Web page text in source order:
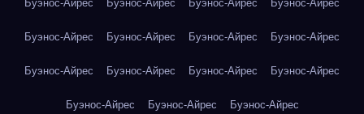
Буэнос-Айрес Буэнос-Айрес Буэнос-Айрес Буэнос-Айрес
Буэнос-Айрес Буэнос-Айрес Буэнос-Айрес Буэнос-Айрес
Буэнос-Айрес Буэнос-Айрес Буэнос-Айрес Буэнос-Айрес
Буэнос-Айрес Буэнос-Айрес Буэнос-Айрес